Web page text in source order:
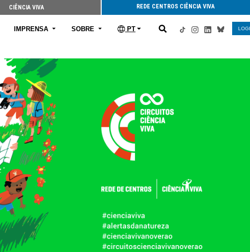
CIÊNCIA VIVA REDE CENTROS CIÊNCIA VIVA
IMPRENSA SOBRE PT